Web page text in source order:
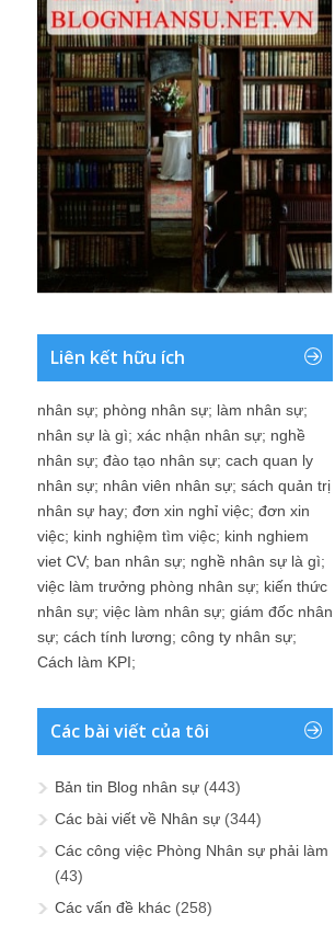
Liên kết hữu ích
nhân sự; phòng nhân sự; làm nhân sự;
nhân sự là gì; xác nhận nhân sự; nghề
nhân sự; đào tạo nhân sự; cach quan ly
nhân sự; nhân viên nhân sự; sách quản trị
nhân sự hay; đơn xin nghỉ việc; đơn xin
việc; kinh nghiệm tìm việc; kinh nghiem
viet CV; ban nhân sự; nghề nhân sự là gì;
việc làm trưởng phòng nhân sự; kiến thức
nhân sự; việc làm nhân sự; giám đốc nhân
sự; cách tính lương; công ty nhân sự;
Cách làm KPI;
Các bài viết của tôi
Bản tin Blog nhân sự (443)
Các bài viết về Nhân sự (344)
Các công việc Phòng Nhân sự phải làm
(43)
Các vấn đề khác (258)